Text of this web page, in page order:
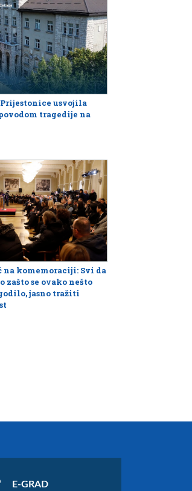
usvojila
tragedije na
na komemoraciji: Svi da
zašto se ovako nešto
jasno tražiti
E-GRAD